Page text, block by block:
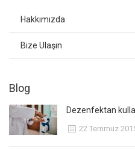
Hakkımızda
Bize Ulaşın
Blog
Dezenfektan
22 Temmuz